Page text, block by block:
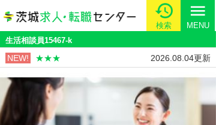
検索
menu
MENU
生活相談員15467-k
NEW! ★★★ 2026.08.04更新